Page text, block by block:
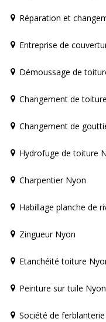
Réparation et
Entreprise de
Démoussage de
Changement de
Changement de
Hydrofuge de toiture
Charpentier Nyon
Habillage planche de
Zingueur Nyon
Etanchéité toiture
Peinture sur tuile Nyon
Société de